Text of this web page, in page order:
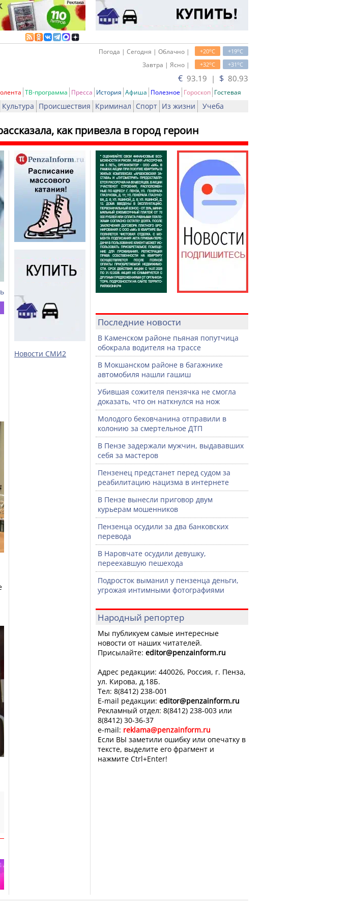
+19oC
+20oC
Погода | Сегодня | Облачно |
+31oC
+32oC
Завтра | Ясно |
€ 93.19 | $ 80.93
ТВ-программа Пресса История Афиша Полезное Гороскоп Гостевая
Культура Происшествия Криминал Спорт Из жизни Учеба
как привезла в город героин
Новости СМИ2
Последние новости
В Каменском районе пьяная попутчица
обокрала водителя на трассе
В Мокшанском районе в багажнике
автомобиля нашли гашиш
Убившая сожителя пензячка не смогла
доказать, что он наткнулся на нож
Молодого бековчанина отправили в
колонию за смертельное ДТП
В Пензе задержали мужчин, выдававших
себя за мастеров
Пензенец предстанет перед судом за
реабилитацию нацизма в интернете
В Пензе вынесли приговор двум
курьерам мошенников
Пензенца осудили за два банковских
перевода
В Наровчате осудили девушку,
переехавшую пешехода
Подросток выманил у пензенца деньги,
угрожая интимными фотографиями
Народный репортер
Мы публикуем самые интересные
новости от наших читателей.
Присылайте: editor@penzainform.ru
Адрес редакции: 440026, Россия, г. Пенза,
ул. Кирова, д.18Б.
Тел: 8(8412) 238-001
E-mail редакции: editor@penzainform.ru
Рекламный отдел: 8(8412) 238-003 или
8(8412) 30-36-37
e-mail: reklama@penzainform.ru
Если ВЫ заметили ошибку или опечатку в
тексте, выделите его фрагмент и
нажмите Ctrl+Enter!